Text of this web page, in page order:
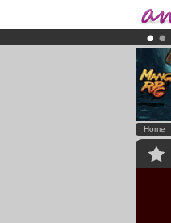
Home